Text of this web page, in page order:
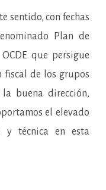
sentido, con fechas
Plan de
que persigue
fiscal de los grupos
la buena dirección,
el elevado
y técnica en esta